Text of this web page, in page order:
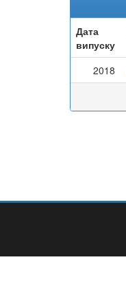
Дата
випуску
2018